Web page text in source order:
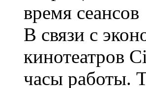
В связи с
кинотеатров
часы работы.